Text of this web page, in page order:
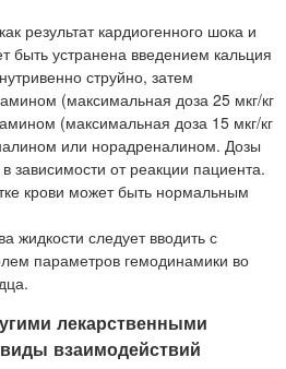
результат кардиогенного шока и
быть устранена введением кальция
струйно, затем
(максимальная доза 25 мкг/кг
(максимальная доза 15 мкг/кг
или норадреналином. Дозы
зависимости от реакции пациента.
крови может быть нормальным
жидкости следует вводить с
параметров гемодинамики во
лекарственными
взаимодействий